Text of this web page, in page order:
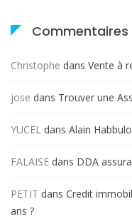
Christophe dans Vente à
jose dans Trouver une
YUCEL dans Alain
FALAISE dans DDA
PETIT dans Credit
ans ?